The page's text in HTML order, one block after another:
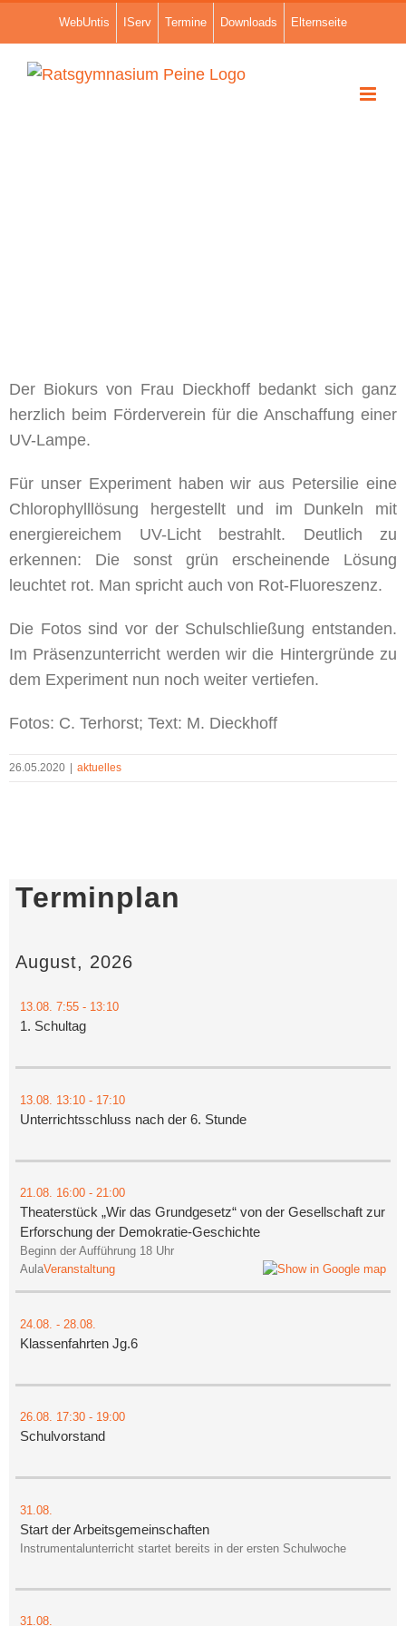
springen
WebUntis IServ Termine Downloads Elternseite
grösseres
Bild
Der Biokurs von Frau Dieckhoff bedankt sich ganz
herzlich beim Förderverein für die Anschaffung einer
UV-Lampe.
Für unser Experiment haben wir aus Petersilie eine
Chlorophylllösung hergestellt und im Dunkeln mit
energiereichem UV-Licht bestrahlt. Deutlich zu
erkennen: Die sonst grün erscheinende Lösung
leuchtet rot. Man spricht auch von Rot-Fluoreszenz.
Die Fotos sind vor der Schulschließung entstanden.
Im Präsenzunterricht werden wir die Hintergründe zu
dem Experiment nun noch weiter vertiefen.
Fotos: C. Terhorst; Text: M. Dieckhoff
26.05.2020 aktuelles
Terminplan
August, 2026
13.08. 7:55 - 13:10
1. Schultag
13.08. 13:10 - 17:10
Unterrichtsschluss nach der 6. Stunde
21.08. 16:00 - 21:00
Theaterstück „Wir das Grundgesetz“ von der Gesellschaft zur
Erforschung der Demokratie-Geschichte
Beginn der Aufführung 18 Uhr
AulaVeranstaltung
24.08. - 28.08.
Klassenfahrten Jg.6
26.08. 17:30 - 19:00
Schulvorstand
31.08.
Start der Arbeitsgemeinschaften
Instrumentalunterricht startet bereits in der ersten Schulwoche
31.08.